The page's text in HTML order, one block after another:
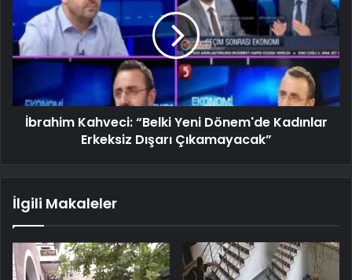
İbrahim Kahveci: “Belki Yeni Dönem'de Kadınlar
Erkeksiz Dışarı Çıkamayacak”
İlgili Makaleler